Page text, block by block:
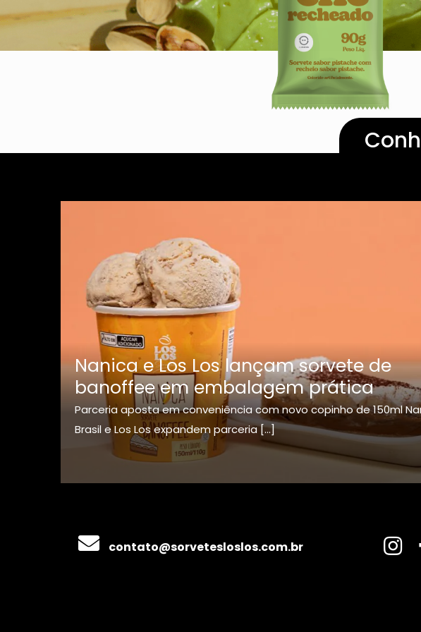
Nanica e Los Los lançam sorvete de
banoffee em embalagem prática
Parceria aposta em conveniência com novo copinho de 150ml
Brasil e Los Los expandem parceria[…]
contato@sorvetesloslos.com.br